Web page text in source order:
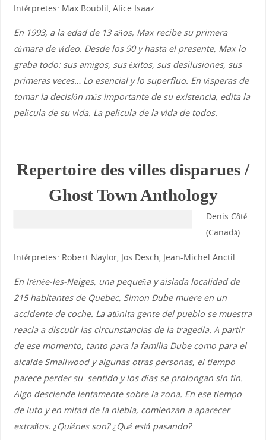
Intérpretes: Max Boublil, Alice Isaaz
En 1993, a la edad de 13 años, Max recibe su primera
cámara de vídeo. Desde los 90 y hasta el presente, Max lo
graba todo: sus amigos, sus éxitos, sus desilusiones, sus
primeras veces… Lo esencial y lo superfluo. En vísperas de
tomar la decisión más importante de su existencia, edita la
película de su vida. La película de la vida de todos.
Repertoire des villes disparues /
Ghost Town Anthology
Denis Côté
(Canadá)
Intérpretes: Robert Naylor, Jos Desch, Jean-Michel Anctil
En Irénée-les-Neiges, una pequeña y aislada localidad de
215 habitantes de Quebec, Simon Dube muere en un
accidente de coche. La atónita gente del pueblo se muestra
reacia a discutir las circunstancias de la tragedia. A partir
de ese momento, tanto para la familia Dube como para el
alcalde Smallwood y algunas otras personas, el tiempo
parece perder su sentido y los días se prolongan sin fin.
Algo desciende lentamente sobre la zona. En ese tiempo
de luto y en mitad de la niebla, comienzan a aparecer
extraños. ¿Quiénes son? ¿Qué está pasando?